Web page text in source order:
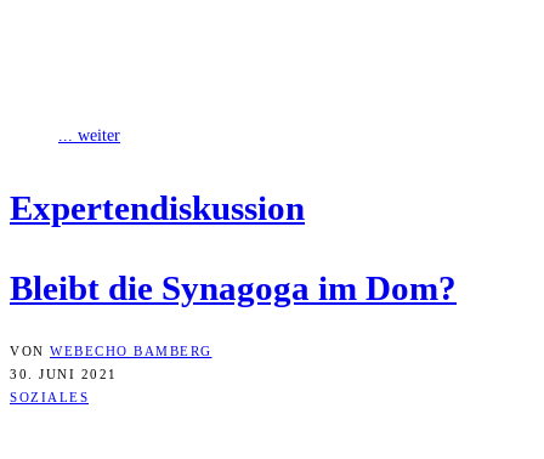
... weiter
Exper­ten­dis­kus­si­on
Bleibt die Syn­ago­ga im Dom?
VON WEBECHO BAMBERG
30. JUNI 2021
SOZIALES